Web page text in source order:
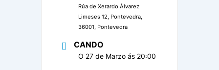
Rúa de Xerardo Álvarez
Limeses 12, Pontevedra,
36001, Pontevedra
CANDO
O 27 de Marzo ás 20:00